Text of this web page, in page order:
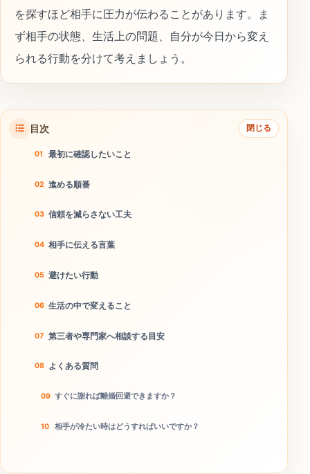
を探すほど相手に圧力が伝わることがあります。ま
ず相手の状態、生活上の問題、自分が今日から変え
られる行動を分けて考えましょう。
目次 閉じる
最初に確認したいこと
進める順番
信頼を減らさない工夫
相手に伝える言葉
避けたい行動
生活の中で変えること
第三者や専門家へ相談する目安
よくある質問
すぐに謝れば離婚回避できますか？
相手が冷たい時はどうすればいいですか？